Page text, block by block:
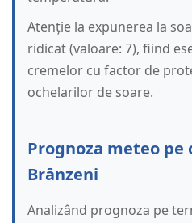
Atenție la expunerea la
ridicat (valoare: 7), fiind
cremelor cu factor de
ochelarilor de soare.
Prognoza meteo pe
Brânzeni
Analizând prognoza pe